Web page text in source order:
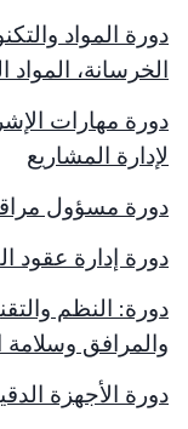
دورة المواد
الخرسانة، المواد
دورة مهارات
لإدارة المشاريع
دورة مسؤول
دورة إدارة عقود
دورة: النظم
والمرافق وسلامة
دورة الأجهزة